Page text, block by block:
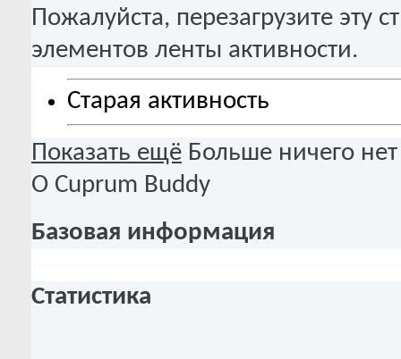
Пожалуйста, перезагрузите эту
элементов ленты активности.
Старая активность
Показать ещё Больше ничего нет
О Cuprum Buddy
Базовая информация
Статистика